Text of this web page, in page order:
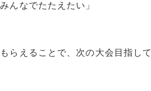
んなでたたえたい」
らえることで、次の大会目指して